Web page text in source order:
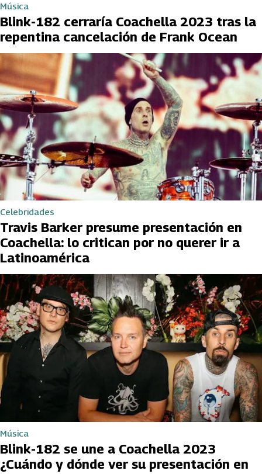
Música
Blink-182 cerraría Coachella 2023 tras la
repentina cancelación de Frank Ocean
Celebridades
Travis Barker presume presentación en
Coachella: lo critican por no querer ir a
Latinoamérica
Música
Blink-182 se une a Coachella 2023
¿Cuándo y dónde ver su presentación en